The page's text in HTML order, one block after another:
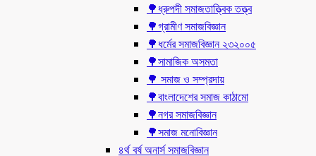
🌳ধ্রুপদী সমাজতাত্ত্বিক তত্ত্ব
🌳গ্রামীণ সমাজবিজ্ঞান
🌳ধর্মের সমাজবিজ্ঞান ২৩২০০৫
🌳সামাজিক অসমতা
🌳 সমাজ ও সম্প্রদায়
🌳বাংলাদেশের সমাজ কাঠামো
🌳নগর সমাজবিজ্ঞান
🌳সমাজ মনোবিজ্ঞান
৪র্থ বর্ষ অনার্স সমাজবিজ্ঞান